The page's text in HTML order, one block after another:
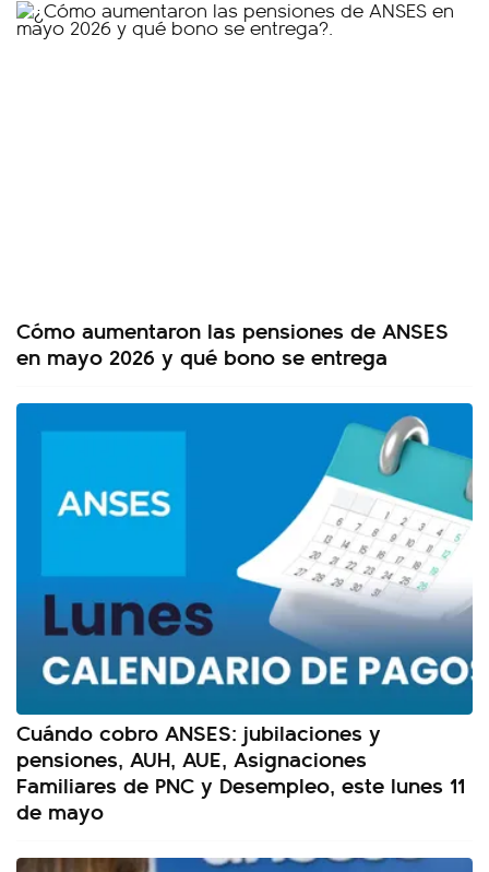
Cómo aumentaron las pensiones de ANSES
en mayo 2026 y qué bono se entrega
Cuándo cobro ANSES: jubilaciones y
pensiones, AUH, AUE, Asignaciones
Familiares de PNC y Desempleo, este lunes 11
de mayo